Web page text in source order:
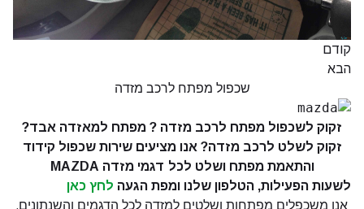
קודם
הבא
שכפול מפתח לרכב מזדה
זקוק לשכפול מפתח לרכב מזדה ? מפתח למאזדה אבד?
זקוק לשלט לרכב מזדה? אנו מציעים שירות שכפול קידוד
והתאמת מפתח ושלט לכל דגמי מזדה MAZDA
לשעות הפעילות, הטלפון שלנו ומפת הגעה לחץ כאן
אנו משכפלים מפתחות ושלטים למזדה לכל הדגמים והשנתונים.